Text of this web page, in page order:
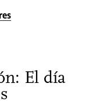
El día